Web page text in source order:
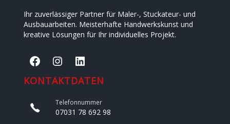
Ihr zuverlässiger Partner für Maler-, Stuckateur- und
Ausbauarbeiten. Meisterhafte Handwerkskunst und
kreative Lösungen für Ihr individuelles Projekt.
KONTAKTDATEN
Telefonnummer
07031 78 692 98